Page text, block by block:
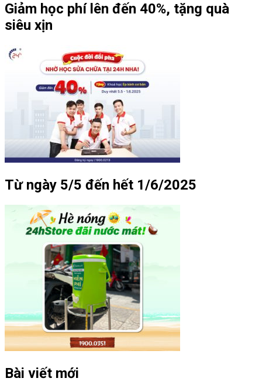
Giảm học phí lên đến 40%, tặng quà
siêu xịn
Từ ngày 5/5 đến hết 1/6/2025
Bài viết mới